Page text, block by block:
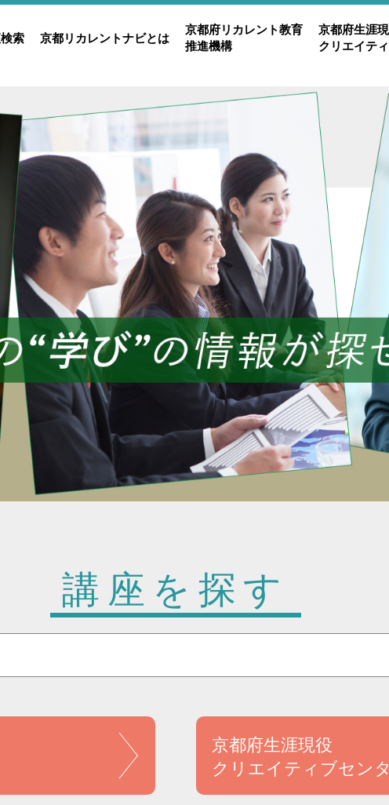
索 京都リカレントナビとは
京都府リカレント教育
推進機構
京都府生涯
クリエイテ
講座を探す
京都府生涯現役
クリエイティブセン